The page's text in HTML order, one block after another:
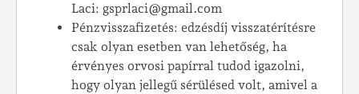
Laci: gsprlaci@gmail.com
Pénzvisszafizetés: edzésdíj visszatérítésre
csak olyan esetben van lehetőség, ha
érvényes orvosi papírral tudod igazolni,
hogy olyan jellegű sérülésed volt, amivel a